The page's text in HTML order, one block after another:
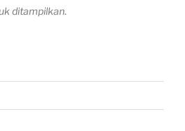
ditampilkan.